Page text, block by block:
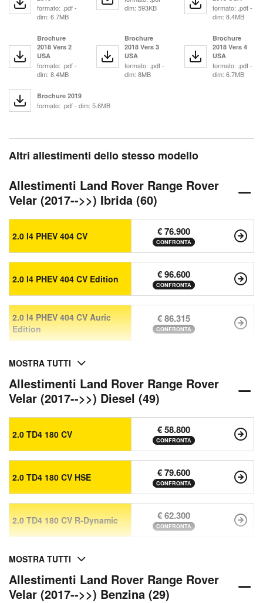
formato: .pdf -
dim: 6.7MB
dim: 593KB
formato: .pdf -
dim: 8.4MB
Brochure
2018 Vers 2
USA
formato: .pdf -
dim: 8.4MB
Brochure
2018 Vers 3
USA
formato: .pdf -
dim: 8MB
Brochure
2018 Vers 4
USA
formato: .pdf -
dim: 6.7MB
Brochure 2019
formato: .pdf - dim: 5.6MB
Altri allestimenti dello stesso modello
Allestimenti Land Rover Range Rover
Velar (2017-->>) Ibrida (60)
2.0 I4 PHEV 404 CV € 76.900
CONFRONTA
2.0 I4 PHEV 404 CV Edition € 96.600
CONFRONTA
2.0 I4 PHEV 404 CV Auric
Edition
€ 86.315
CONFRONTA
MOSTRA TUTTI
Allestimenti Land Rover Range Rover
Velar (2017-->>) Diesel (49)
2.0 TD4 180 CV € 58.800
CONFRONTA
2.0 TD4 180 CV HSE € 79.600
CONFRONTA
2.0 TD4 180 CV R-Dynamic € 62.300
CONFRONTA
MOSTRA TUTTI
Allestimenti Land Rover Range Rover
Velar (2017-->>) Benzina (29)